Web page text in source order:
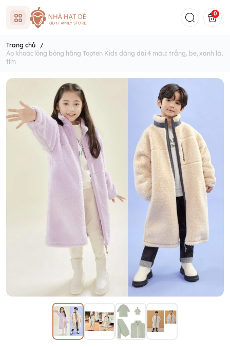
0
Trang chủ
/
Áo khoác lông bông hãng Topten Kids dáng dài 4 màu: trắng, be, xanh lá,
tím